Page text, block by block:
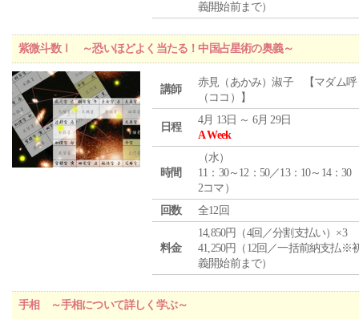
義開始前まで）
紫微斗数Ⅰ ～恐いほどよく当たる！中国占星術の奥義～
講師
赤見（あかみ）淑子 【マダム呼
（ココ）】
日程
4月 13日 ～ 6月 29日
A Week
時間
（水）
11：30～12：50／13：10～14：30
2コマ）
回数
全12回
料金
14,850円（4回／分割支払い）×3
41,250円（12回／一括前納支払※
義開始前まで）
手相 ～手相について詳しく学ぶ～